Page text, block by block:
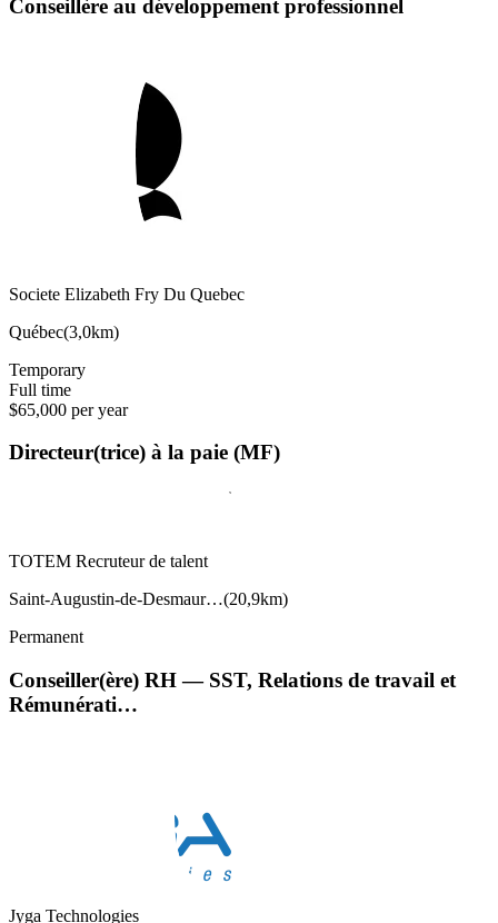
Conseillère au développement professionnel
Societe Elizabeth Fry Du Quebec
Québec(3,0km)
Temporary
Full time
$65,000 per year
Directeur(trice) à la paie (MF)
TOTEM Recruteur de talent
Saint-Augustin-de-Desmaur…(20,9km)
Permanent
Conseiller(ère) RH — SST, Relations de travail et
Rémunérati…
Jyga Technologies